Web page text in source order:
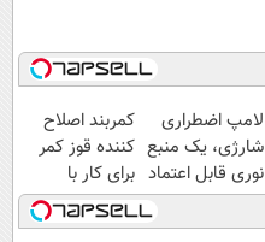
لامپ اضطراری
شارژی، یک منبع
نوری قابل اعتماد
در مواقع قطع
برق
کمربند اصلاح
کننده قوز کمر
برای کار با
کامپیتور